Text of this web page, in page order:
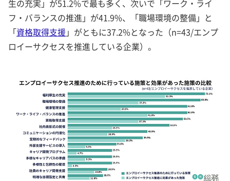
生の充実」が51.2%で最も多く、次いで「ワーク・ライ
フ・バランスの推進」が41.9%、「職場環境の整備」と
「資格取得支援」がともに37.2%となった（n=43/エンプ
ロイーサクセスを推進している企業）。